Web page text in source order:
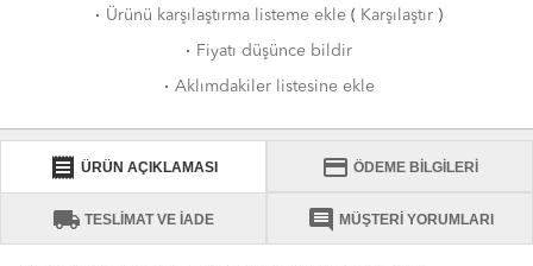
· Ürünü karşılaştırma listeme ekle ( Karşılaştır )
· Fiyatı düşünce bildir
· Aklımdakiler listesine ekle
receipt ÜRÜN AÇIKLAMASI credit_card ÖDEME BİLGİLERİ
local_shipping TESLİMAT VE İADE comment MÜŞTERİ YORUMLARI